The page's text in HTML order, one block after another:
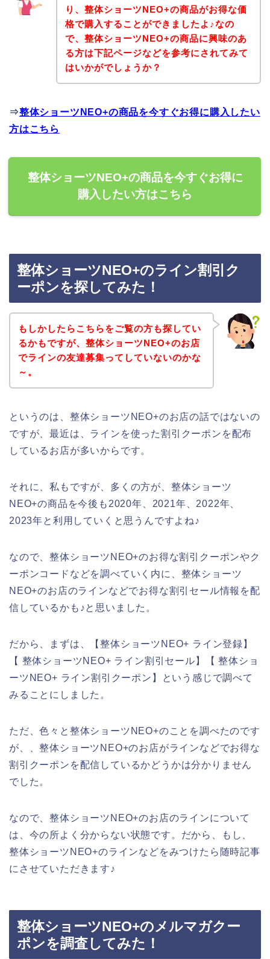
り、整体ショーツNEO+の商品がお得な価
格で購入することができましたよ♪なの
で、整体ショーツNEO+の商品に興味のあ
る方は下記ページなどを参考にされてみて
はいかがでしょうか？
⇒整体ショーツNEO+の商品を今すぐお得に購入したい
方はこちら
整体ショーツNEO+の商品を今すぐお得に
購入したい方はこちら
整体ショーツNEO+のライン割引ク
ーポンを探してみた！
もしかしたらこちらをご覧の方も探してい
るかもですが、整体ショーツNEO+のお店
でラインの友達募集ってしていないのかな
～。
というのは、整体ショーツNEO+のお店の話ではないの
ですが、最近は、ラインを使った割引クーポンを配布
しているお店が多いからです。
それに、私もですが、多くの方が、整体ショーツ
NEO+の商品を今後も2020年、2021年、2022年、
2023年と利用していくと思うんですよね♪
なので、整体ショーツNEO+のお得な割引クーポンやク
ーポンコードなどを調べていく内に、整体ショーツ
NEO+のお店のラインなどでお得な割引セール情報を配
信しているかも♪と思いました。
だから、まずは、【整体ショーツNEO+ ライン登録】
【 整体ショーツNEO+ ライン割引セール】【 整体ショ
ーツNEO+ ライン割引クーポン】という感じで調べて
みることにしました。
ただ、色々と整体ショーツNEO+のことを調べたのです
が、、整体ショーツNEO+のお店がラインなどでお得な
割引クーポンを配信しているかどうかは分かりません
でした。
なので、整体ショーツNEO+のお店のラインについて
は、今の所よく分からない状態です。だから、もし、
整体ショーツNEO+のラインなどをみつけたら随時記事
にさせていただきます♪
整体ショーツNEO+のメルマガクー
ポンを調査してみた！